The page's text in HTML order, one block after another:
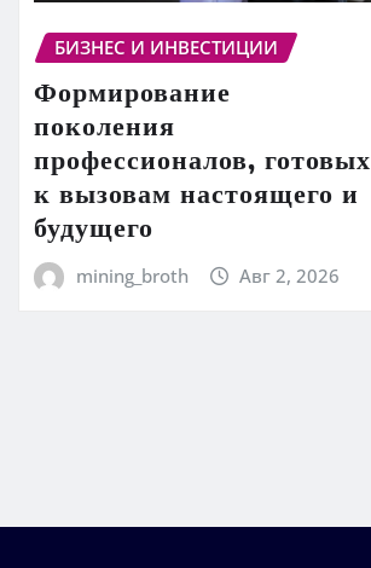
БИЗНЕС И ИНВЕСТИЦИИ
Формирование
поколения
профессионалов, готовых
к вызовам настоящего и
будущего
mining_broth Авг 2, 2026